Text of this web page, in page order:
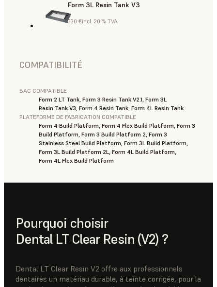
Form 3L Resin Tank V3
330 €incl. 20 % TVA
COMPATIBILITÉ
BAC COMPATIBLE
Form 2 LT Tank, Form 3 Resin Tank V2.1, Form 3L
Resin Tank V3, Form 4 Resin Tank, Form 4L Resin Tank
PLATEFORME DE FABRICATION COMPATIBLE
Form 4 Build Platform, Form 4 Flex Build Platform, Form 3
Build Platform, Form 3 Build Platform 2, Form 3
Stainless Steel Build Platform, Form 3L Build Platform,
Form 3L Build Platform 2L, Form 4L Build Platform,
Form 4L Flex Build Platform
Pourquoi choisir
Dental LT Clear Resin (V2) ?
Dental LT Clear Resin V2 offre aux professionnels
dentaires un matériau durable, à teinte corrigée, pour la